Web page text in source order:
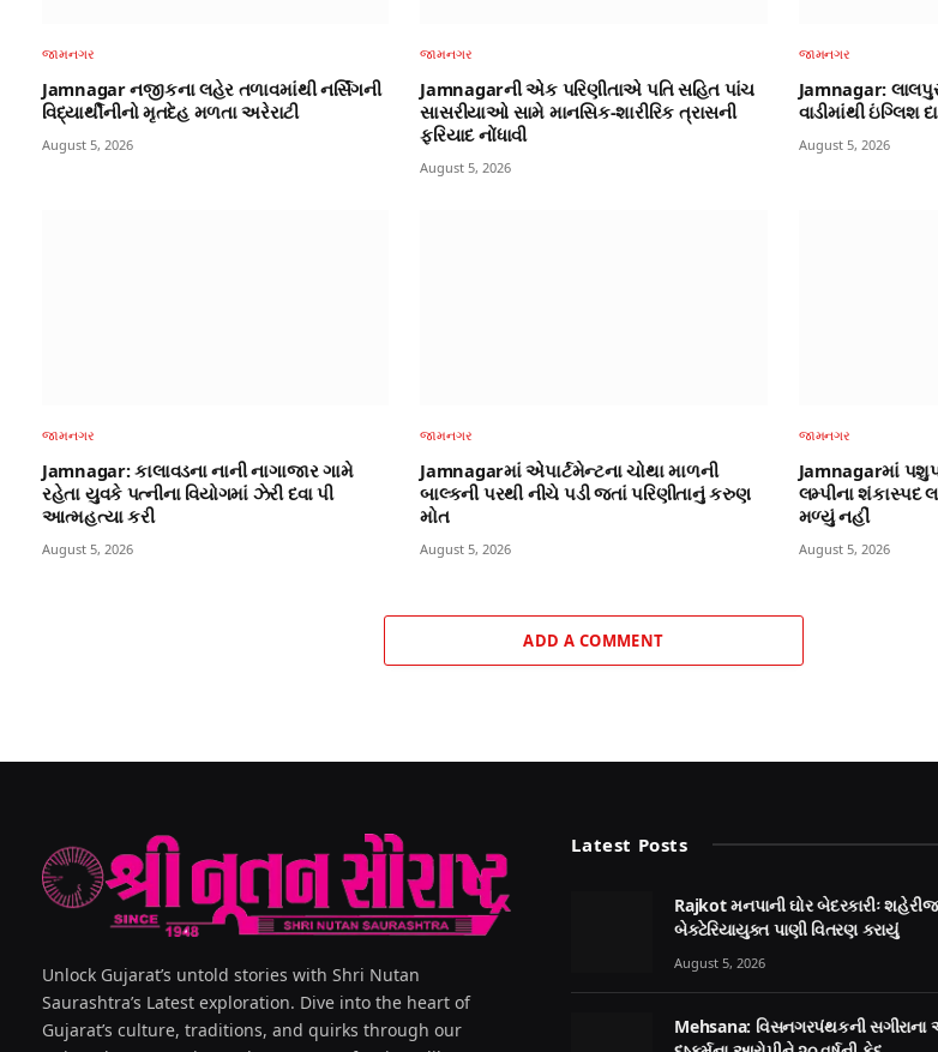
જામનગર
Jamnagar નજીકના લહેર તળાવમાંથી નર્સિંગની
વિદ્યાર્થીનીનો મૃતદેહ મળતા અરેરાટી
August 5, 2026
જામનગર
Jamnagarની એક પરિણીતાએ પતિ સહિત પાંચ
સાસરીયાઓ સામે માનસિક-શારીરિક ત્રાસની
ફરિયાદ નોંધાવી
August 5, 2026
જામનગર
Jamnagar:
વાડીમાંથી ઇંગ્લિશ
August 5, 2026
જામનગર
Jamnagar: કાલાવડના નાની નાગાજાર ગામે
રહેતા યુવકે પત્નીના વિયોગમાં ઝેરી દવા પી
આત્મહત્યા કરી
August 5, 2026
જામનગર
Jamnagarમાં એપાર્ટમેન્ટના ચોથા માળની
બાલ્કની પરથી નીચે પડી જતાં પરિણીતાનું કરુણ
મોત
August 5, 2026
જામનગર
Jamnagarમાં
લમ્પીના શંકાસ્પદ
મળ્યું નહીં
August 5, 2026
ADD A COMMENT
Unlock Gujarat’s untold stories with Shri Nutan
Saurashtra’s Latest exploration. Dive into the heart of
Gujarat’s culture, traditions, and quirks through our
Latest Posts
Rajkot મનપાની ઘોર બેદરકારીઃ
બેક્ટેરિયાયુક્ત પાણી વિતરણ કરાયું
August 5, 2026
Mehsana: વિસનગરપંથકની